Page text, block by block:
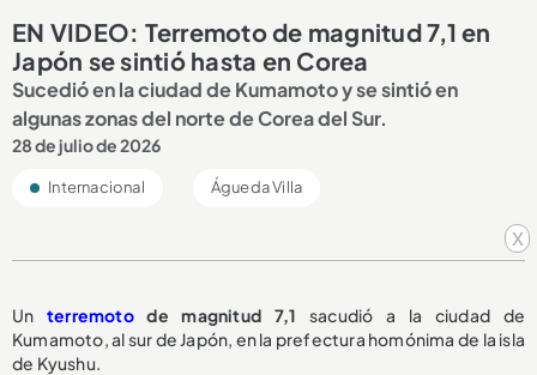
x
EN VIDEO: Terremoto de magnitud 7,1 en
Japón se sintió hasta en Corea
Sucedió en la ciudad de Kumamoto y se sintió en
algunas zonas del norte de Corea del Sur.
28 de julio de 2026
Internacional Águeda Villa
Unterremotode magnitud 7,1 sacudió a la ciudad de
Kumamoto, al sur de Japón, en la prefectura homónima de la isla
de Kyushu.